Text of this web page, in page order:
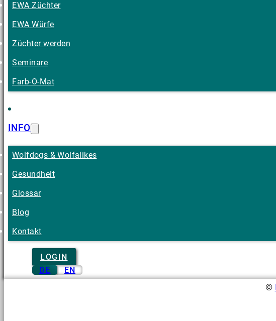
EWA Züchter
EWA Würfe
Züchter werden
Seminare
Farb-O-Mat
INFO
Wolfdogs & Wolfalikes
Gesundheit
Glossar
Blog
Kontakt
LOGIN
DE
EN
©